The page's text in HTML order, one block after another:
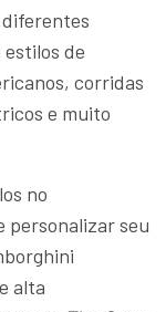
de
corridas
e muito
no
personalizar seu
alta